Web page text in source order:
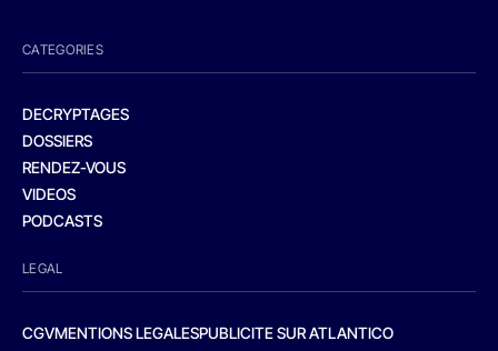
CATEGORIES
DECRYPTAGES
DOSSIERS
RENDEZ-VOUS
VIDEOS
PODCASTS
LEGAL
CGVMENTIONS LEGALESPUBLICITE SUR ATLANTICO